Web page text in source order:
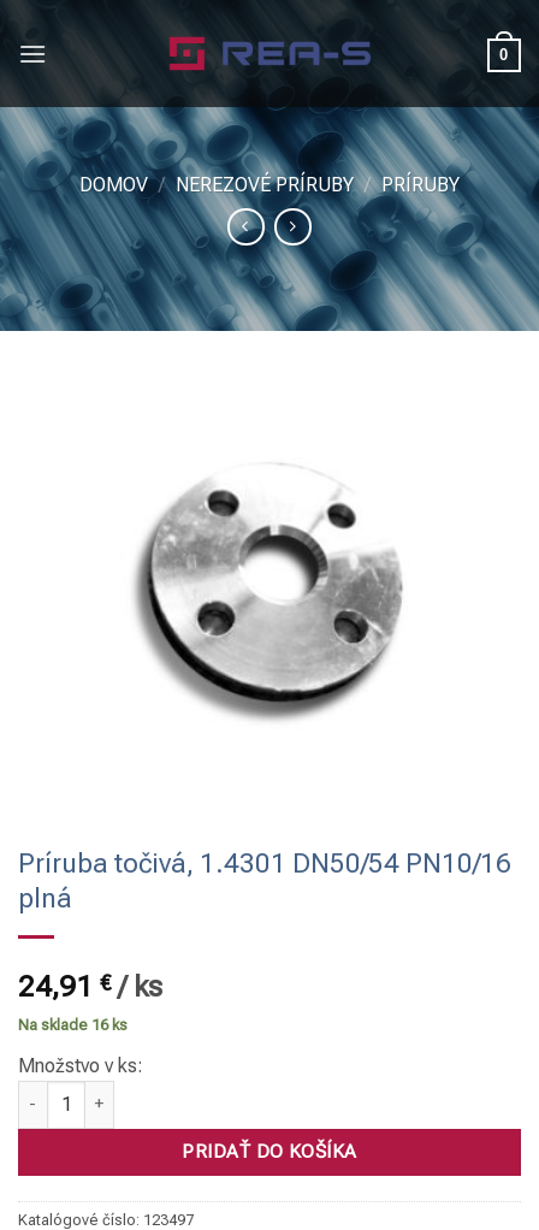
0
DOMOV / NEREZOVÉ PRÍRUBY / PRÍRUBY
Príruba točivá, 1.4301 DN50/54 PN10/16
plná
24,91 €/ ks
Na sklade 16 ks
Množstvo v ks:
množstvo Príruba točivá, 1.4301 DN50/54 PN10/16 plná
PRIDAŤ DO KOŠÍKA
Katalógové číslo: 123497